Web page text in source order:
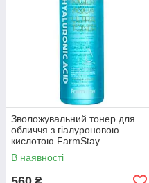
Зволожувальний тонер для
обличчя з гіалуроновою
кислотою FarmStay
Hyaluronic Acid Multi Aqua
Ultra Toner 500 мл
В наявності